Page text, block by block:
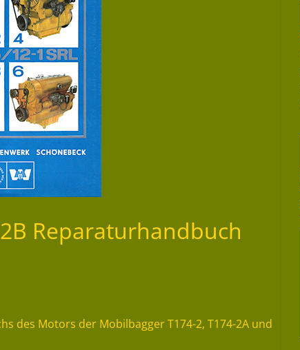
Reparaturhandbuch
des Motors der Mobilbagger T174-2, T174-2A und